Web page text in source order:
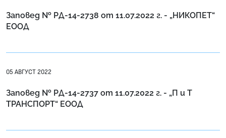
Заповед № РД-14-2738 от 11.07.2022 г. - „НИКОПЕТ“
ЕООД
05 АВГУСТ 2022
Заповед № РД-14-2737 от 11.07.2022 г. - „П и Т
ТРАНСПОРТ“ ЕООД